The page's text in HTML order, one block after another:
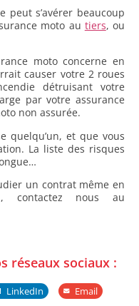
peut s’avérer beaucoup
moto au tiers, ou
moto concerne en
causer votre 2 roues
détruisant votre
par votre assurance
non assurée.
quelqu’un, et que vous
La liste des risques
un contrat même en
, contactez nous au
réseaux sociaux :
LinkedIn Email